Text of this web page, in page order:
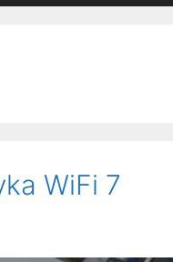
WiFi 7